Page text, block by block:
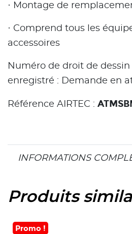
· Montage de
· Comprend tous les
accessoires
Numéro de droit de
enregistré : Demande en
Référence AIRTEC :
INFORMATIONS
Produits
Promo !